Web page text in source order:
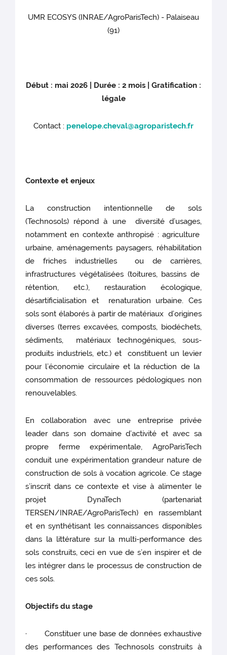
UMR ECOSYS (INRAE/AgroParisTech) - Palaiseau
(91)
Début : mai 2026 | Durée : 2 mois | Gratification :
légale
Contact : penelope.cheval@agroparistech.fr
Contexte et enjeux
La construction intentionnelle de sols
(Technosols) répond à une diversité d’usages,
notamment en contexte anthropisé : agriculture
urbaine, aménagements paysagers, réhabilitation
de friches industrielles ou de carrières,
infrastructures végétalisées (toitures, bassins de
rétention, etc.), restauration écologique,
désartificialisation et renaturation urbaine. Ces
sols sont élaborés à partir de matériaux d’origines
diverses (terres excavées, composts, biodéchets,
sédiments, matériaux technogéniques, sous-
produits industriels, etc.) et constituent un levier
pour l’économie circulaire et la réduction de la
consommation de ressources pédologiques non
renouvelables.
En collaboration avec une entreprise privée
leader dans son domaine d’activité et avec sa
propre ferme expérimentale, AgroParisTech
conduit une expérimentation grandeur nature de
construction de sols à vocation agricole. Ce stage
s’inscrit dans ce contexte et vise à alimenter le
projet DynaTech (partenariat
TERSEN/INRAE/AgroParisTech) en rassemblant
et en synthétisant les connaissances disponibles
dans la littérature sur la multi-performance des
sols construits, ceci en vue de s’en inspirer et de
les intégrer dans le processus de construction de
ces sols.
Objectifs du stage
· Constituer une base de données exhaustive
des performances des Technosols construits à